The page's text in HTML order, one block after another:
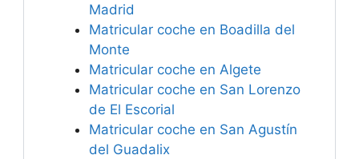
Madrid
Matricular coche en Boadilla del
Monte
Matricular coche en Algete
Matricular coche en San Lorenzo
de El Escorial
Matricular coche en San Agustín
del Guadalix